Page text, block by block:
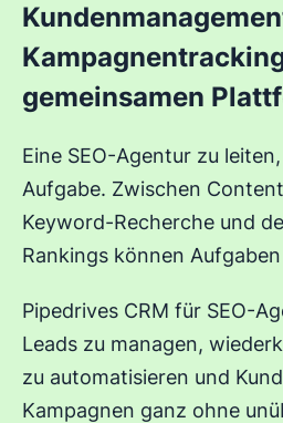
gemeinsamen
Eine SEO-Agentur zu
Aufgabe. Zwischen
Keyword-Recherche und
Rankings können
Pipedrives CRM für SEO-
Leads zu managen,
zu automatisieren und
Kampagnen ganz ohne